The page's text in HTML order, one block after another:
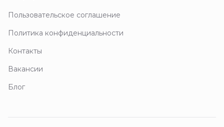
Пользовательское соглашение
Политика конфиденциальности
Контакты
Вакансии
Блог